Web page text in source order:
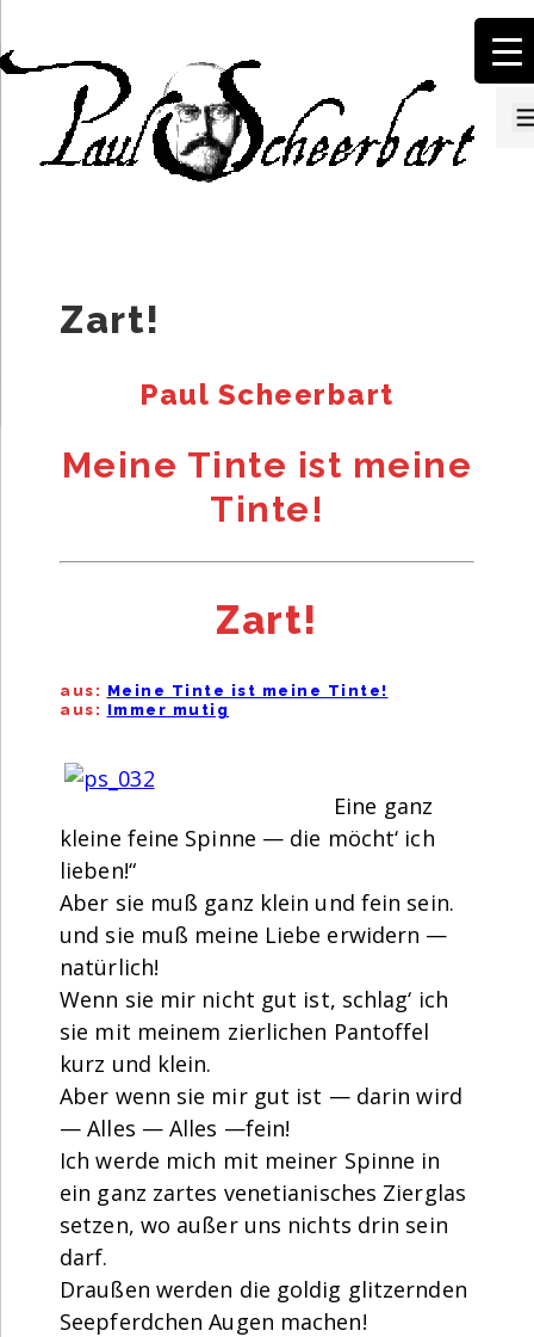
Zum
Zart!
Paul Scheerbart
Meine Tinte ist meine
Tinte!
Zart!
aus: Meine Tinte ist meine Tinte!
aus: Immer mutig
Eine ganz
kleine feine Spinne — die möcht‘ ich
lieben!“
Aber sie muß ganz klein und fein sein.
und sie muß meine Liebe erwidern —
natürlich!
Wenn sie mir nicht gut ist, schlag‘ ich
sie mit meinem zierlichen Pantoffel
kurz und klein.
Aber wenn sie mir gut ist — darin wird
— Alles — Alles —fein!
Ich werde mich mit meiner Spinne in
ein ganz zartes venetianisches Zierglas
setzen, wo außer uns nichts drin sein
darf.
Draußen werden die goldig glitzernden
Seepferdchen Augen machen!